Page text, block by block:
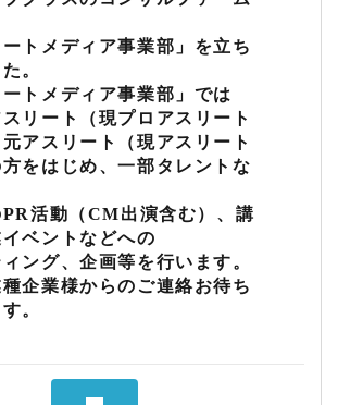
ートメディア事業部」を立ち
。
ートメディア事業部」では
リート（現プロアスリート
アスリート（現アスリート
方をはじめ、一部タレントな
活動（CM出演含む）、講
ベントなどへの
ング、企画等を行います。
企業様からのご連絡お待ち
。
業
内
容
を
編
す